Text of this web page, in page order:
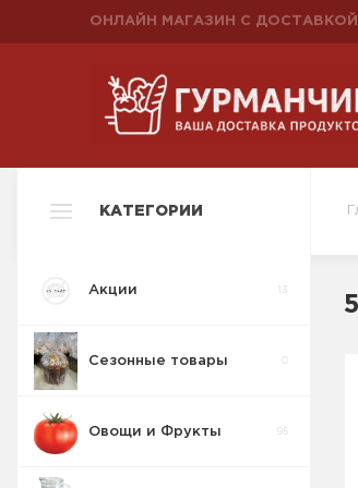
ОНЛАЙН МАГАЗИН С
КАТЕГОРИИ
Акции 13
Сезонные товары
Овощи и Фрукты 95